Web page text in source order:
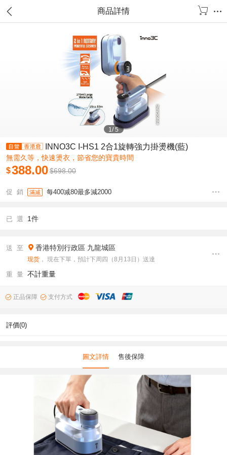
商品詳情
1/5
INNO3C I-HS1 2合1旋轉強力掛燙機(藍)
無需久等，快速燙衣，節省您的寶貴時間
$388.00$698.00
促 銷 滿减 每400减80最多減2000
已 選 1件
送 至 香港特別行政區 九龍城區
现货 ， 現在下單，預計下周四（8月13日）送達
重 量 不計重量
正品保障 支付方式
評價(0)
圖文詳情 售後保障